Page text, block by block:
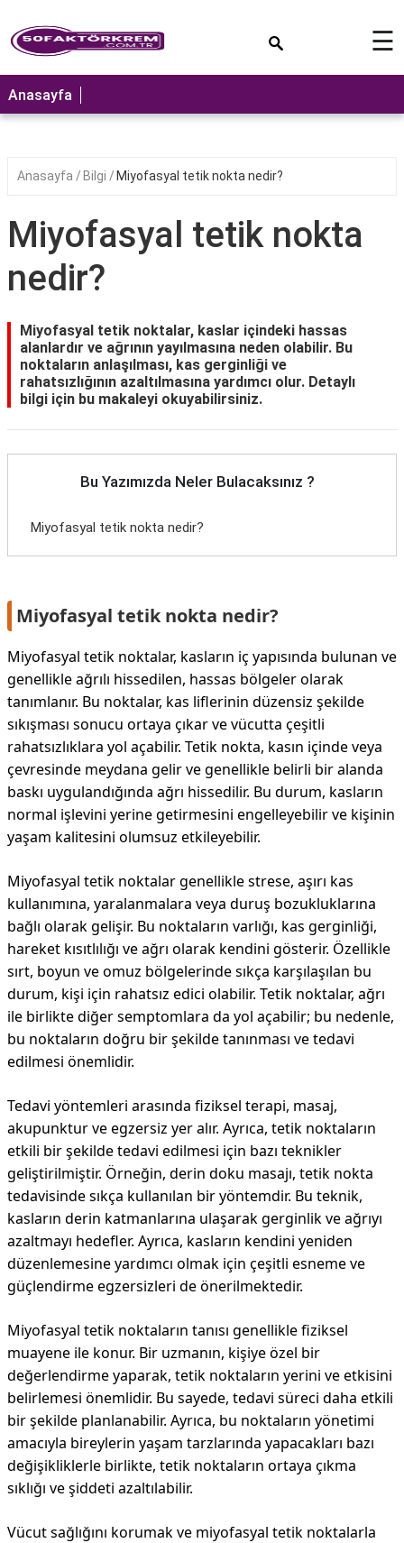
ANASAYFA
☰
Anasayfa
Anasayfa Bilgi Miyofasyal tetik nokta nedir?
Miyofasyal tetik nokta
nedir?
Miyofasyal tetik noktalar, kaslar içindeki hassas
alanlardır ve ağrının yayılmasına neden olabilir. Bu
noktaların anlaşılması, kas gerginliği ve
rahatsızlığının azaltılmasına yardımcı olur. Detaylı
bilgi için bu makaleyi okuyabilirsiniz.
Bu Yazımızda Neler Bulacaksınız ?
Miyofasyal tetik nokta nedir?
Miyofasyal tetik nokta nedir?
Miyofasyal tetik noktalar, kasların iç yapısında bulunan ve
genellikle ağrılı hissedilen, hassas bölgeler olarak
tanımlanır. Bu noktalar, kas liflerinin düzensiz şekilde
sıkışması sonucu ortaya çıkar ve vücutta çeşitli
rahatsızlıklara yol açabilir. Tetik nokta, kasın içinde veya
çevresinde meydana gelir ve genellikle belirli bir alanda
baskı uygulandığında ağrı hissedilir. Bu durum, kasların
normal işlevini yerine getirmesini engelleyebilir ve kişinin
yaşam kalitesini olumsuz etkileyebilir.
Miyofasyal tetik noktalar genellikle strese, aşırı kas
kullanımına, yaralanmalara veya duruş bozukluklarına
bağlı olarak gelişir. Bu noktaların varlığı, kas gerginliği,
hareket kısıtlılığı ve ağrı olarak kendini gösterir. Özellikle
sırt, boyun ve omuz bölgelerinde sıkça karşılaşılan bu
durum, kişi için rahatsız edici olabilir. Tetik noktalar, ağrı
ile birlikte diğer semptomlara da yol açabilir; bu nedenle,
bu noktaların doğru bir şekilde tanınması ve tedavi
edilmesi önemlidir.
Tedavi yöntemleri arasında fiziksel terapi, masaj,
akupunktur ve egzersiz yer alır. Ayrıca, tetik noktaların
etkili bir şekilde tedavi edilmesi için bazı teknikler
geliştirilmiştir. Örneğin, derin doku masajı, tetik nokta
tedavisinde sıkça kullanılan bir yöntemdir. Bu teknik,
kasların derin katmanlarına ulaşarak gerginlik ve ağrıyı
azaltmayı hedefler. Ayrıca, kasların kendini yeniden
düzenlemesine yardımcı olmak için çeşitli esneme ve
güçlendirme egzersizleri de önerilmektedir.
Miyofasyal tetik noktaların tanısı genellikle fiziksel
muayene ile konur. Bir uzmanın, kişiye özel bir
değerlendirme yaparak, tetik noktaların yerini ve etkisini
belirlemesi önemlidir. Bu sayede, tedavi süreci daha etkili
bir şekilde planlanabilir. Ayrıca, bu noktaların yönetimi
amacıyla bireylerin yaşam tarzlarında yapacakları bazı
değişikliklerle birlikte, tetik noktaların ortaya çıkma
sıklığı ve şiddeti azaltılabilir.
Vücut sağlığını korumak ve miyofasyal tetik noktalarla